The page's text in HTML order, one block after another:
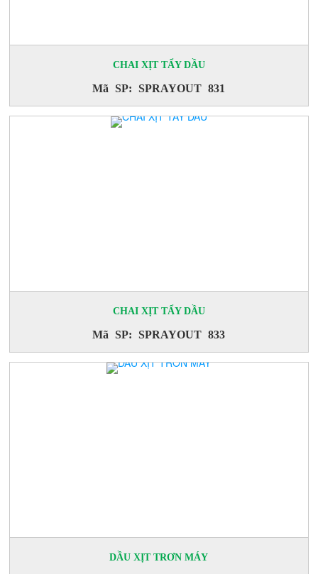
CHAI XỊT TẨY DẦU
Mã SP: SPRAYOUT 831
CHAI XỊT TẨY DẦU
Mã SP: SPRAYOUT 833
DẦU XỊT TRƠN MÁY